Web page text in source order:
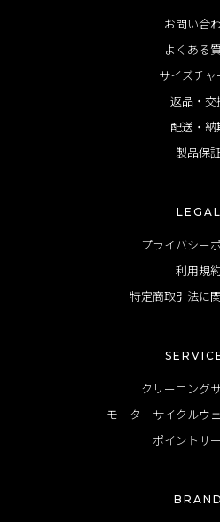
お問い合
よくある
サイズチャ
返品・交
配送・納
製品保
LEGAL
プライバシー
利用規
特定商取引法に
クリーニング
モーターサイクルウ
ポイントサ
BRAND